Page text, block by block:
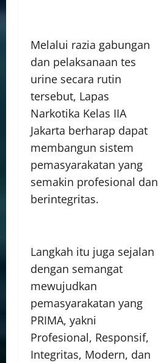
Melalui razia gabungan
dan pelaksanaan tes
urine secara rutin
tersebut, Lapas
Narkotika Kelas IIA
Jakarta berharap dapat
membangun sistem
pemasyarakatan yang
semakin profesional dan
berintegritas.
Langkah itu juga sejalan
dengan semangat
mewujudkan
pemasyarakatan yang
PRIMA, yakni
Profesional, Responsif,
Integritas, Modern, dan